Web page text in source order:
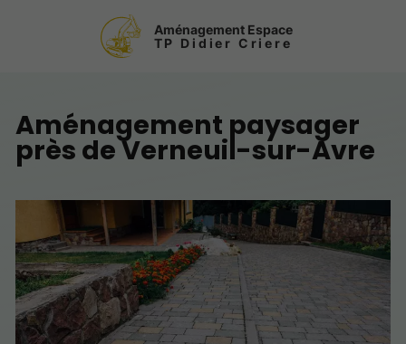
Aménagement Espace
TP Didier Criere
Aménagement paysager
près de Verneuil-sur-Avre